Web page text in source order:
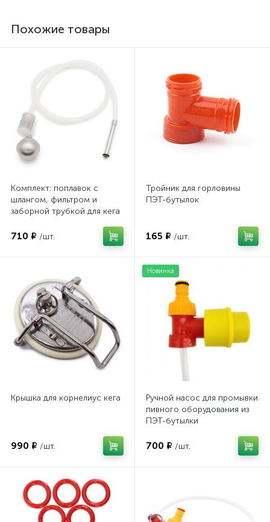
Похожие товары
Комплект: поплавок с
шлангом, фильтром и
заборной трубкой для кега
710 ₽ /шт.
Тройник для горловины
ПЭТ-бутылок
165 ₽ /шт.
Крышка для корнелиус кега
990 ₽ /шт.
Новинка
Ручной насос для промывки
пивного оборудования из
ПЭТ-бутылки
700 ₽ /шт.